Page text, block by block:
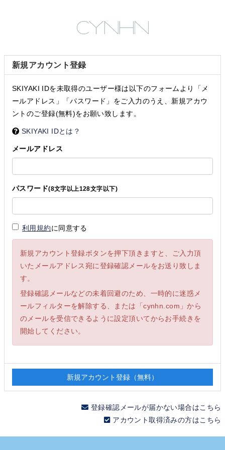
新規アカウント登録
SKIYAKI IDを未取得のユーザー様は以下のフォームより「メ
ールアドレス」「パスワード」をご入力のうえ、新規アカウ
ントのご登録(無料)をお願い致します。
SKIYAKI IDとは？
メールアドレス
パスワード(8文字以上128文字以下)
利用規約に同意する
新規アカウント登録ボタンを押下頂きますと、ご入力頂
いたメールアドレス宛に登録確認メールをお送り致しま
す。
登録確認メールなどの未着回避のため、一時的に迷惑メ
ールフィルターを解除する、または「cynhn.com」から
のメールを受信できるように設定頂いてからお手続きを
開始してください。
登録確認メールが届かない場合はこちら
アカウント取得済みの方はこちら